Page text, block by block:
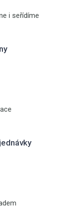
i seřídíme